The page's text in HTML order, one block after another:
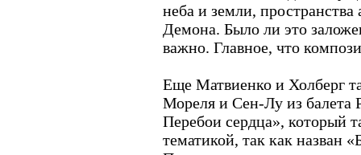
неба и земли, пространства
Демона. Было ли это
важно. Главное, что
Еще Матвиенко и Холберг
Мореля и Сен-Лу из балета
Перебои сердца», который
тематикой, так как назван